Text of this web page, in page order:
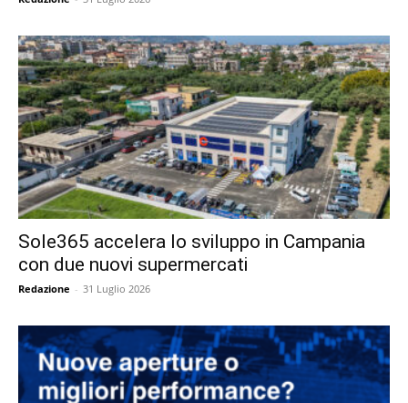
Sole365 accelera lo sviluppo in Campania
con due nuovi supermercati
Redazione - 31 Luglio 2026